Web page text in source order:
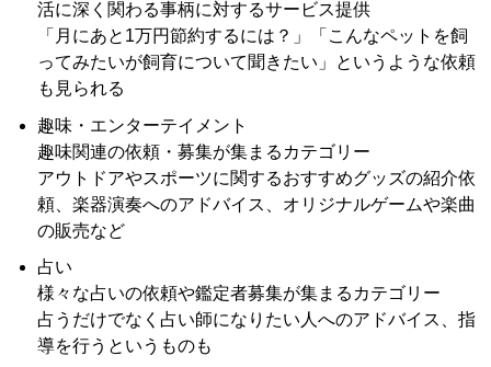
活に深く関わる事柄に対するサービス提供
「月にあと1万円節約するには？」「こんなペットを飼
ってみたいが飼育について聞きたい」というような依頼
も見られる
趣味・エンターテイメント
趣味関連の依頼・募集が集まるカテゴリー
アウトドアやスポーツに関するおすすめグッズの紹介依
頼、楽器演奏へのアドバイス、オリジナルゲームや楽曲
の販売など
占い
様々な占いの依頼や鑑定者募集が集まるカテゴリー
占うだけでなく占い師になりたい人へのアドバイス、指
導を行うというものも